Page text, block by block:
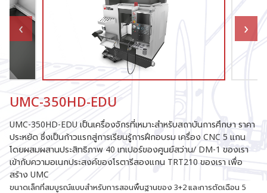
UMC-350HD-EDU
UMC-350HD-EDU เป็นเครื่องจักรที่เหมาะสำหรับสถาบันการศึกษา ราคา
ประหยัด ซึ่งเป็นก้าวแรกสู่การเรียนรู้การฝึกอบรม เครื่อง CNC 5 แกน
โดยผสมผสานประสิทธิภาพ 40 เทเปอร์ของศูนย์สว่าน/ DM-1 ของเรา
เข้ากับความอเนกประสงค์ของโรตารีสองแกน TRT210 ของเรา เพื่อ
สร้าง UMC
ขนาดเล็กที่สมบูรณ์แบบสำหรับการสอนพื้นฐานของ 3+2 และการตัดเฉือน 5